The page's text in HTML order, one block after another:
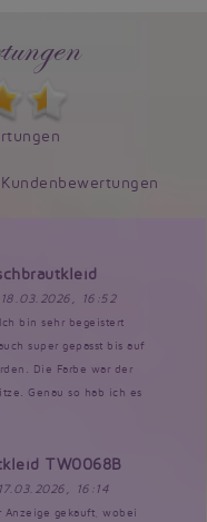
16:52
bin sehr begeistert
super gepasst bis auf
Die Farbe war der
Genau so hab ich es
TW0068B
16:14
gekauft, wobei